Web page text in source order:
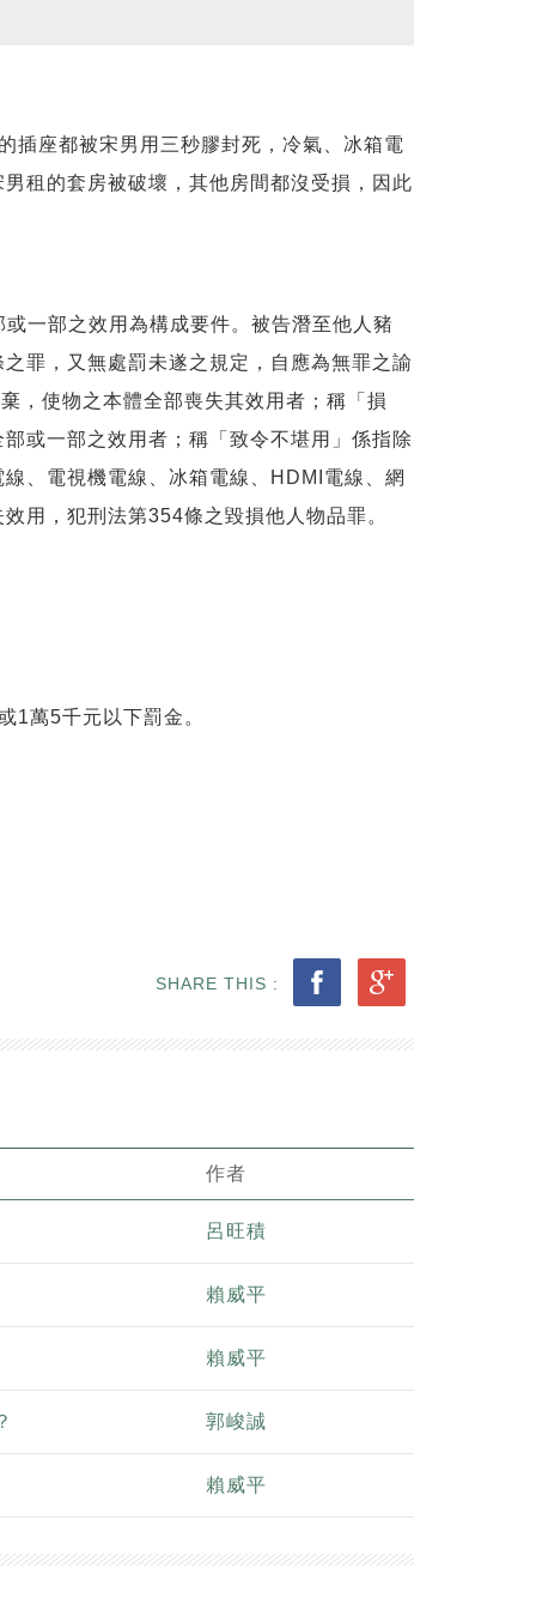
座都被宋男用三秒膠封死，冷氣、冰箱電
租的套房被破壞，其他房間都沒受損，因此
一部之效用為構成要件。被告潛至他人豬
罪，又無處罰未遂之規定，自應為無罪之諭
，使物之本體全部喪失其效用者；稱「損
或一部之效用者；稱「致令不堪用」係指除
、電視機電線、冰箱電線、HDMI電線、網
用，犯刑法第354條之毀損他人物品罪。
1萬5千元以下罰金。
SHARE THIS :
作者
呂旺積
賴威平
賴威平
郭峻誠
賴威平